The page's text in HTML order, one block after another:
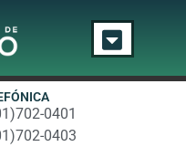
0401
0403